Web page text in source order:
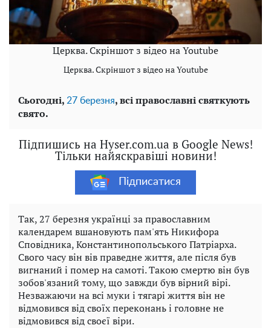
Церква. Скріншот з відео на Youtube
Церква. Скріншот з відео на Youtube
Сьогодні, 27 березня, всі православні святкують
свято.
Підпишись на Hyser.com.ua в Google News!
Тільки найяскравіші новини!
Підписатися
Так, 27 березня українці за православним
календарем вшановують пам'ять Никифора
Сповідника, Константинопольського Патріарха.
Свого часу він вів праведне життя, але після був
вигнаний і помер на самоті. Такою смертю він був
зобов'язаний тому, що завжди був вірний вірі.
Незважаючи на всі муки і тягарі життя він не
відмовився від своїх переконань і головне не
відмовився від своєї віри.